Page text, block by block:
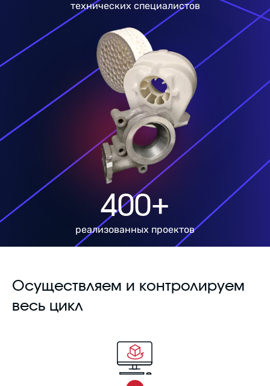
технических специалистов
400+
реализованных проектов
Осуществляем и контролируем
весь цикл